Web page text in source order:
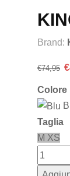
Brand:
€74,95 €
Colore
Taglia
M XS